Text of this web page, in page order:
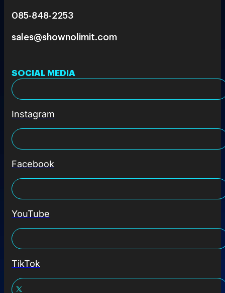
085-848-2253
sales@shownolimit.com
SOCIAL MEDIA
Instagram
Facebook
YouTube
TikTok